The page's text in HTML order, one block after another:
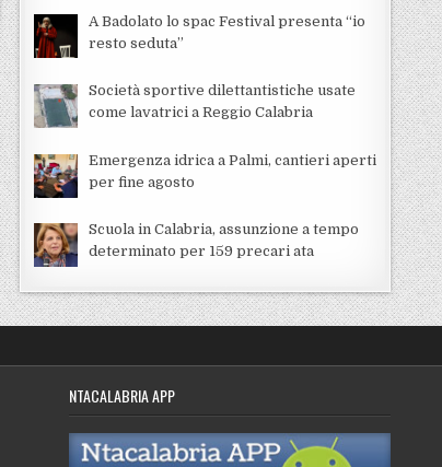
A Badolato lo spac Festival presenta “io
resto seduta”
Società sportive dilettantistiche usate
come lavatrici a Reggio Calabria
Emergenza idrica a Palmi, cantieri aperti
per fine agosto
Scuola in Calabria, assunzione a tempo
determinato per 159 precari ata
NTACALABRIA APP